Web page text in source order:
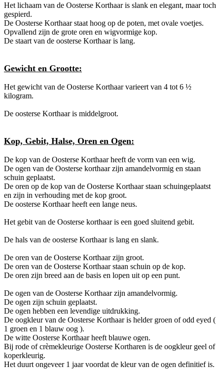
Het lichaam van de Oosterse Korthaar is slank en elegant, maar toch
gespierd.
De Oosterse Korthaar staat hoog op de poten, met ovale voetjes.
Opvallend zijn de grote oren en wigvormige kop.
De staart van de oosterse Korthaar is lang.
Gewicht en Grootte:
Het gewicht van de Oosterse Korthaar varieert van 4 tot 6 ½
kilogram.
De oosterse Korthaar is middelgroot.
Kop, Gebit, Halse, Oren en Ogen:
De kop van de Oosterse Korthaar heeft de vorm van een wig.
De ogen van de Oosterse korthaar zijn amandelvormig en staan
schuin geplaatst.
De oren op de kop van de Oosterse Korthaar staan schuingeplaatst
en zijn in verhouding met de kop groot.
De oosterse Korthaar heeft een lange neus.
Het gebit van de Oosterse korthaar is een goed sluitend gebit.
De hals van de oosterse Korthaar is lang en slank.
De oren van de Oosterse Korthaar zijn groot.
De oren van de Oosterse Korthaar staan schuin op de kop.
De oren zijn breed aan de basis en lopen uit op een punt.
De ogen van de Oosterse Korthaar zijn amandelvormig.
De ogen zijn schuin geplaatst.
De ogen hebben een levendige uitdrukking.
De oogkleur van de Oosterse Korthaar is helder groen of odd eyed (
1 groen en 1 blauw oog ).
De witte Oosterse Korthaar heeft blauwe ogen.
Bij rode of crèmekleurige Oosterse Kortharen is de oogkleur geel of
koperkleurig.
Het duurt ongeveer 1 jaar voordat de kleur van de ogen definitief is.